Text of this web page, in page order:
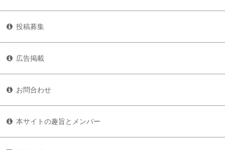
投稿募集
広告掲載
お問合わせ
本サイトの趣旨とメンバー